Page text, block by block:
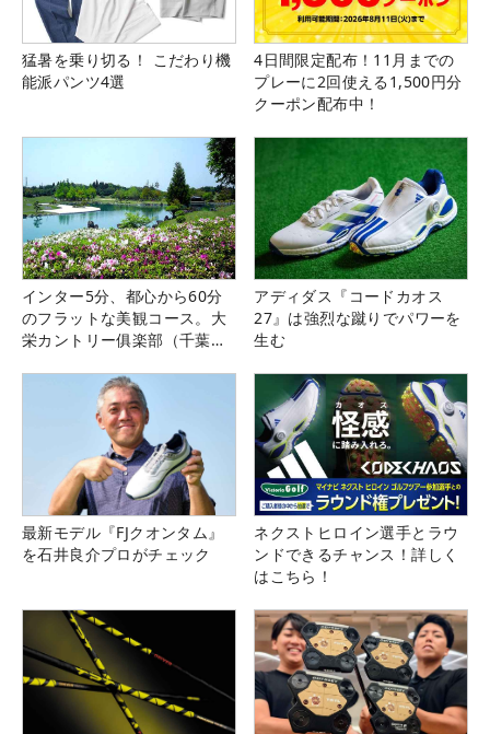
猛暑を乗り切る！ こだわり機
能派パンツ4選
4日間限定配布！11月までの
プレーに2回使える1,500円分
クーポン配布中！
インター5分、都心から60分
のフラットな美観コース。大
栄カントリー俱楽部（千葉
アディダス『コードカオス
27』は強烈な蹴りでパワーを
生む
最新モデル『FJクオンタム』
を石井良介プロがチェック
ネクストヒロイン選手とラウ
ンドできるチャンス！詳しく
はこちら！